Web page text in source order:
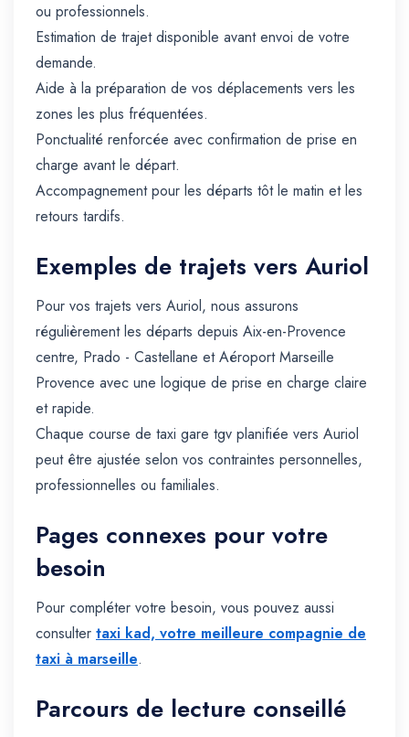
ou professionnels.
Estimation de trajet disponible avant envoi de votre
demande.
Aide à la préparation de vos déplacements vers les
zones les plus fréquentées.
Ponctualité renforcée avec confirmation de prise en
charge avant le départ.
Accompagnement pour les départs tôt le matin et les
retours tardifs.
Exemples de trajets vers Auriol
Pour vos trajets vers Auriol, nous assurons
régulièrement les départs depuis Aix-en-Provence
centre, Prado - Castellane et Aéroport Marseille
Provence avec une logique de prise en charge claire
et rapide.
Chaque course de taxi gare tgv planifiée vers Auriol
peut être ajustée selon vos contraintes personnelles,
professionnelles ou familiales.
Pages connexes pour votre
besoin
Pour compléter votre besoin, vous pouvez aussi
consulter taxi kad, votre meilleure compagnie de
taxi à marseille.
Parcours de lecture conseillé